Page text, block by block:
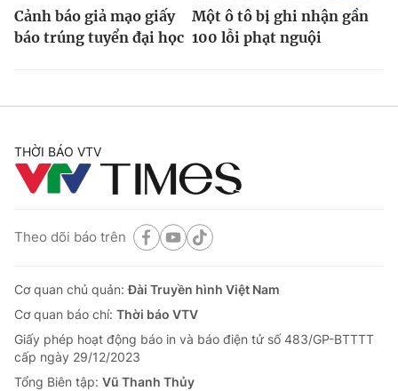
Cảnh báo giả mạo giấy
báo trúng tuyển đại học
Một ô tô bị ghi nhận gần
100 lỗi phạt nguội
THỜI BÁO VTV
Theo dõi báo trên
Cơ quan chủ quản:Đài Truyền hình Việt Nam
Cơ quan báo chí: Thời báo VTV
Giấy phép hoạt động báo in và báo điện tử số 483/GP-BTTTT
cấp ngày 29/12/2023
Tổng Biên tập: Vũ Thanh Thủy